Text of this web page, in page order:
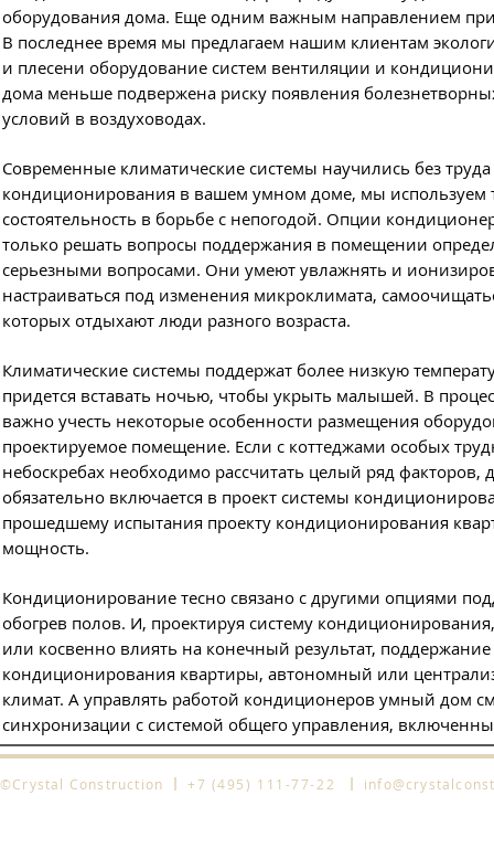
оборудования дома. Еще одним важным направлением при
В последнее время мы предлагаем нашим клиентам
и плесени оборудование систем вентиляции и
дома меньше подвержена риску появления
условий в воздуховодах.
Современные климатические системы научились без
кондиционирования в вашем умном доме, мы используем
состоятельность в борьбе с непогодой. Опции
только решать вопросы поддержания в помещении
серьезными вопросами. Они умеют увлажнять и
настраиваться под изменения микроклимата,
которых отдыхают люди разного возраста.
Климатические системы поддержат более низкую
придется вставать ночью, чтобы укрыть малышей. В
важно учесть некоторые особенности размещения
проектируемое помещение. Если с коттеджами особых
небоскребах необходимо рассчитать целый ряд
обязательно включается в проект системы
прошедшему испытания проекту кондиционирования
мощность.
Кондиционирование тесно связано с другими опциями
обогрев полов. И, проектируя систему
или косвенно влиять на конечный результат,
кондиционирования квартиры, автономный или
климат. А управлять работой кондиционеров умный дом
синхронизации с системой общего управления,
©Crystal Construction +7 (495) 111-77-22
l l